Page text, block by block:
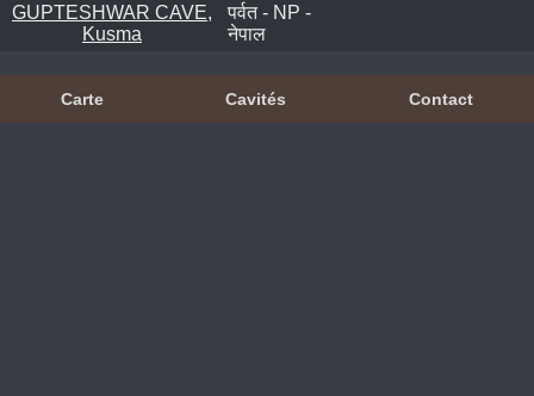
GUPTESHWAR CAVE,
Kusma
पर्वत - NP -
नेपाल
Carte Cavités Contact